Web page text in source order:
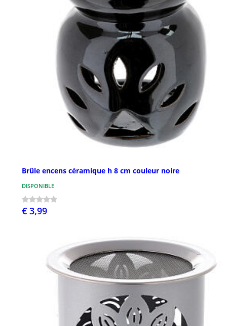
Brûle encens céramique h 8 cm couleur noire
DISPONIBLE
€ 3,99